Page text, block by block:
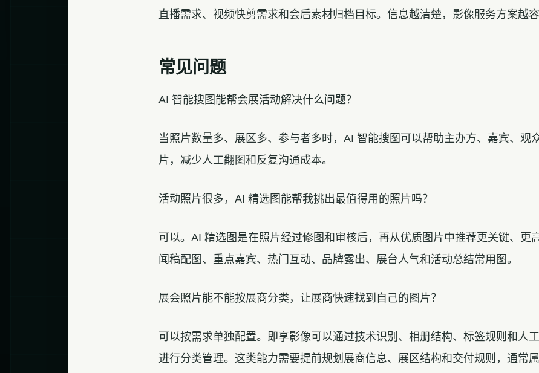
直播需求、视频快剪需求和会后素材归档目标。信息越清楚，影像服务方案越容
常见问题
AI 智能搜图能帮会展活动解决什么问题？
当照片数量多、展区多、参与者多时，AI 智能搜图可以帮助主办方、嘉宾、观
片，减少人工翻图和反复沟通成本。
活动照片很多，AI 精选图能帮我挑出最值得用的照片吗？
可以。AI 精选图是在照片经过修图和审核后，再从优质图片中推荐更关键、更
闻稿配图、重点嘉宾、热门互动、品牌露出、展台人气和活动总结常用图。
展会照片能不能按展商分类，让展商快速找到自己的图片？
可以按需求单独配置。即享影像可以通过技术识别、相册结构、标签规则和人
进行分类管理。这类能力需要提前规划展商信息、展区结构和交付规则，通常